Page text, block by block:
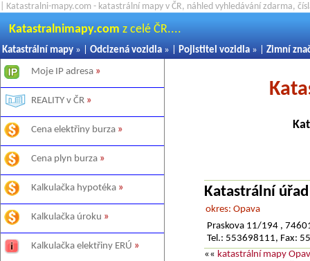
| Katastralni-mapy.com - katastrální mapy v ČR, náhled vyhledávání zdarma,
Katastralnimapy.com z celé ČR....
Katastrální mapy » | Odcizená vozidla » | Pojistitel vozidla » | Zimní
Moje IP adresa »
REALITY v ČR »
Cena elektřiny burza »
Cena plyn burza »
Kalkulačka hypotéka »
Kalkulačka úroku »
Kalkulačka elektřiny ERÚ »
Katastrální
okres: Opava
Praskova 11/194 ,
Tel.: 553698111, Fax:
«« katastrální mapy